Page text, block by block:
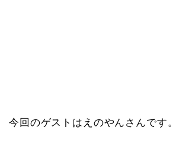
今回のゲストはえのやんさんです。